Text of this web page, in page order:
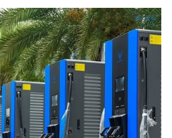
đáp ứng nhu cầu ngày càng
điện hóa giao thông.